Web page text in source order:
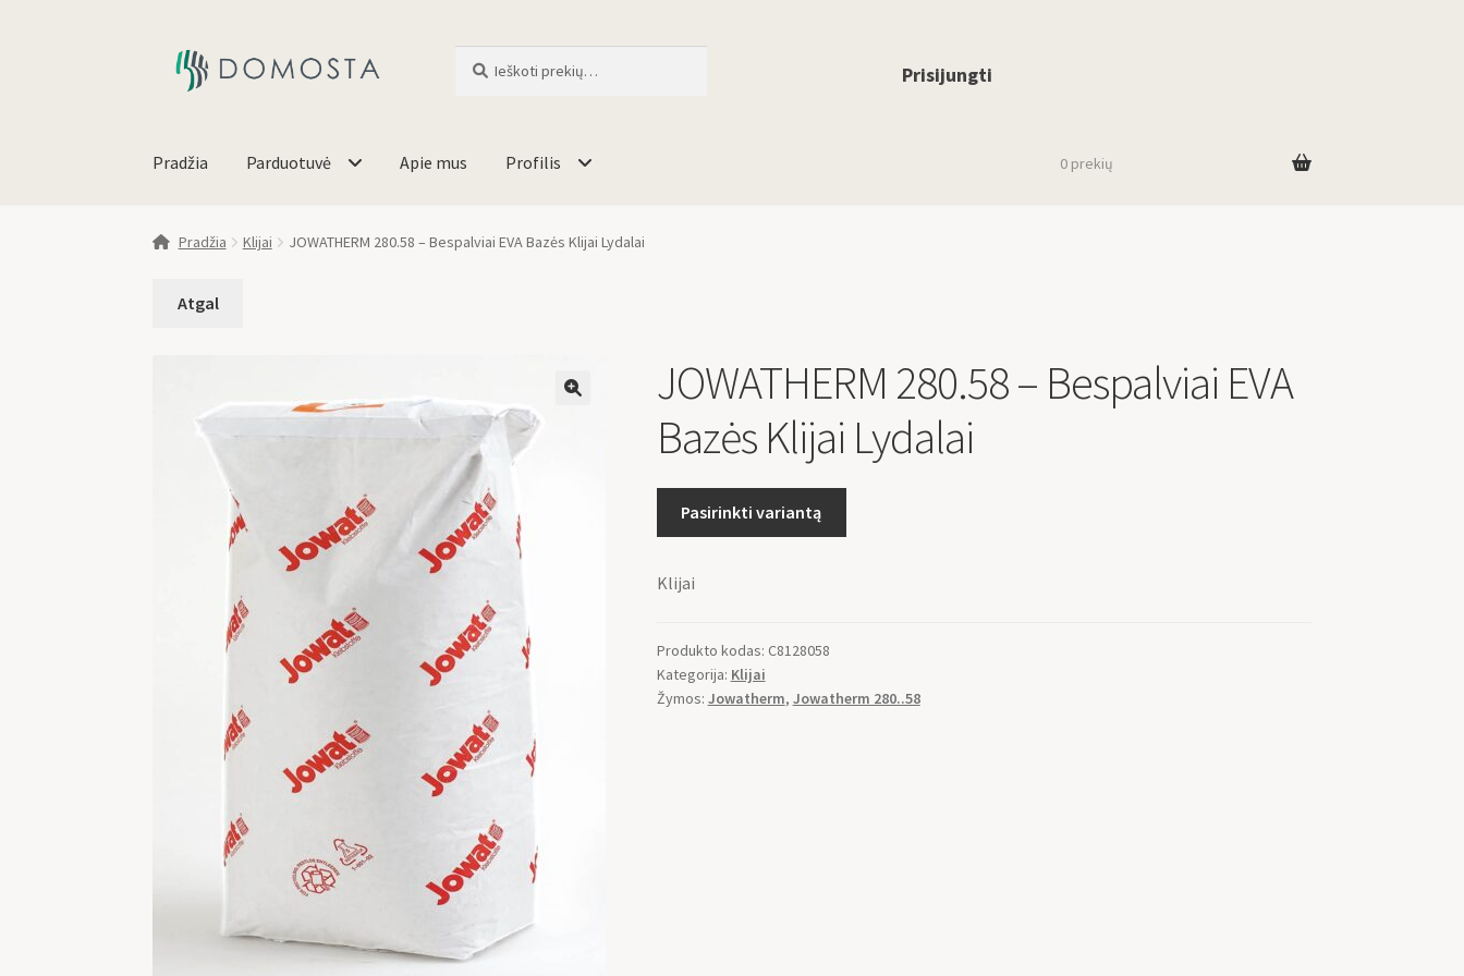
Prisijungti
Pradžia Parduotuvė Apie mus Profilis 0 prekių
Pradžia Klijai JOWATHERM 280.58 – Bespalviai EVA Bazės Klijai Lydalai
JOWATHERM 280.58 – Bespalviai EVA
Bazės Klijai Lydalai
Pasirinkti variantą
Klijai
Produkto kodas: C8128058
Kategorija: Klijai
Žymos: Jowatherm, Jowatherm 280..58